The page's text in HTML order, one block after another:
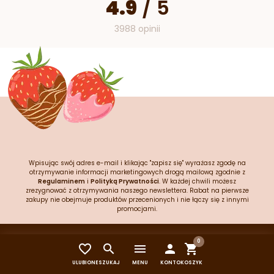

ULUBIONE

SZUKAJ
menu
MENU

KONTO

0
KOSZYK
4.9 / 5
3988 opinii
Wpisując swój adres e-mail i klikając "zapisz się" wyrażasz zgodę na
otrzymywanie informacji marketingowych drogą mailową zgodnie z
Regulaminem i Polityką Prywatności. W każdej chwili możesz
zrezygnować z otrzymywania naszego newslettera. Rabat na pierwsze
zakupy nie obejmuje produktów przecenionych i nie łączy się z innymi
promocjami.
Kontakt
O nas